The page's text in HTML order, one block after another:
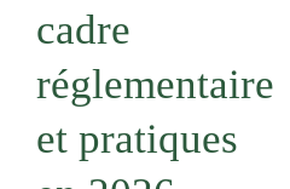
cadre
réglementaire
et pratiques